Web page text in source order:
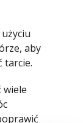
aby
tarcie.
wiele